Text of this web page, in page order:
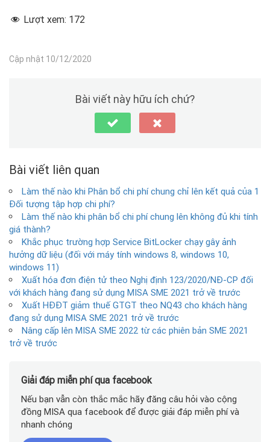
Lượt xem: 172
Cập nhật 10/12/2020
Bài viết này hữu ích chứ?
Bài viết liên quan
Làm thế nào khi Phân bổ chi phí chung chỉ lên kết quả của 1
Đối tượng tập hợp chi phí?
Làm thế nào khi phân bổ chi phí chung lên không đủ khi tính
giá thành?
Khắc phục trường hợp Service BitLocker chạy gây ảnh
hưởng dữ liệu (đối với máy tính windows 8, windows 10,
windows 11)
Xuất hóa đơn điện tử theo Nghị định 123/2020/NĐ-CP đối
với khách hàng đang sử dụng MISA SME 2021 trở về trước
Xuất HĐĐT giảm thuế GTGT theo NQ43 cho khách hàng
đang sử dụng MISA SME 2021 trở về trước
Nâng cấp lên MISA SME 2022 từ các phiên bản SME 2021
trở về trước
Giải đáp miễn phí qua facebook
Nếu bạn vẫn còn thắc mắc hãy đăng câu hỏi vào cộng
đồng MISA qua facebook để được giải đáp miễn phí và
nhanh chóng